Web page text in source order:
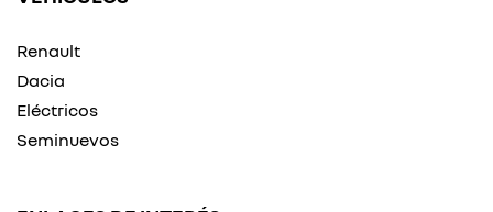
Renault
Dacia
Eléctricos
Seminuevos